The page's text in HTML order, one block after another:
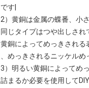
です|
2）黄銅は金属の蝶番、小
同じタイプはつや出しされ
黄銅によってめっきされ
、めっきされるニッケル
3）明るい黄銅によってめ
詰まるか必要を使用して